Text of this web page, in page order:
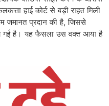
हाई कोर्ट से बड़ी राहत मिली
जमानत प्रदान की है, जिससे
गई है। यह फैसला उस वक्त आया है